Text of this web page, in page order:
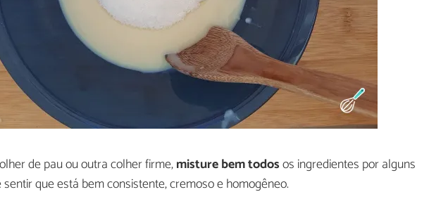
de pau ou outra colher firme,misture bem todosos ingredientes por alguns
que está bem consistente, cremoso e homogêneo.